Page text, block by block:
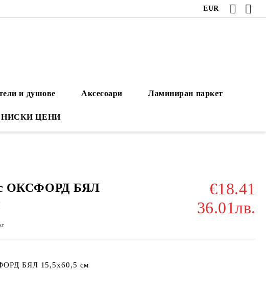
EUR
и душове Аксесоари Ламиниран паркет
ЦЕНИ
ОКСФОРД БЯЛ
€18.41
36.01лв.
БЯЛ 15,5x60,5 см